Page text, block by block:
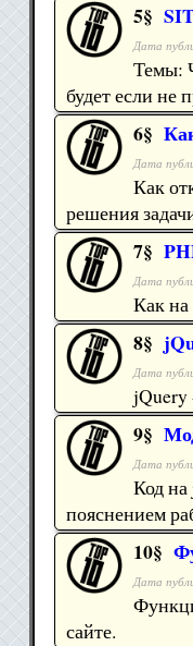
5§
Дата
Темы:
будет если не
6§
Дата
Как
решения
7§
Дата
Как на
8§
Дата
jQuery
9§
Дата
Код
пояснением
10§
Дата
сайте.